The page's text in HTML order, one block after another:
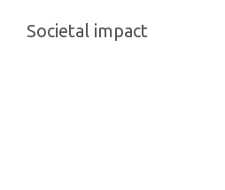
Societal impact